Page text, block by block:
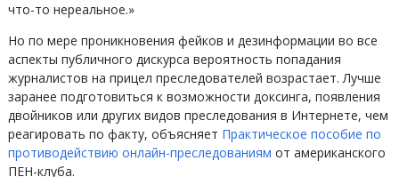
что-то нереальное.»
Но по мере проникновения фейков и дезинформации во все
аспекты публичного дискурса вероятность попадания
журналистов на прицел преследователей возрастает. Лучше
заранее подготовиться к возможности доксинга, появления
двойников или других видов преследования в Интернете, чем
реагировать по факту, объясняет Практическое пособие по
противодействию онлайн-преследованиям от американского
ПЕН-клуба.